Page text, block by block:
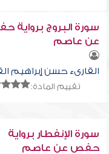
سورة البروج برواية
عن عاصم
القارىء حسن إبراهيم
تقييم المادة:
سورة الإنفطار برواية
حفص عن عاصم